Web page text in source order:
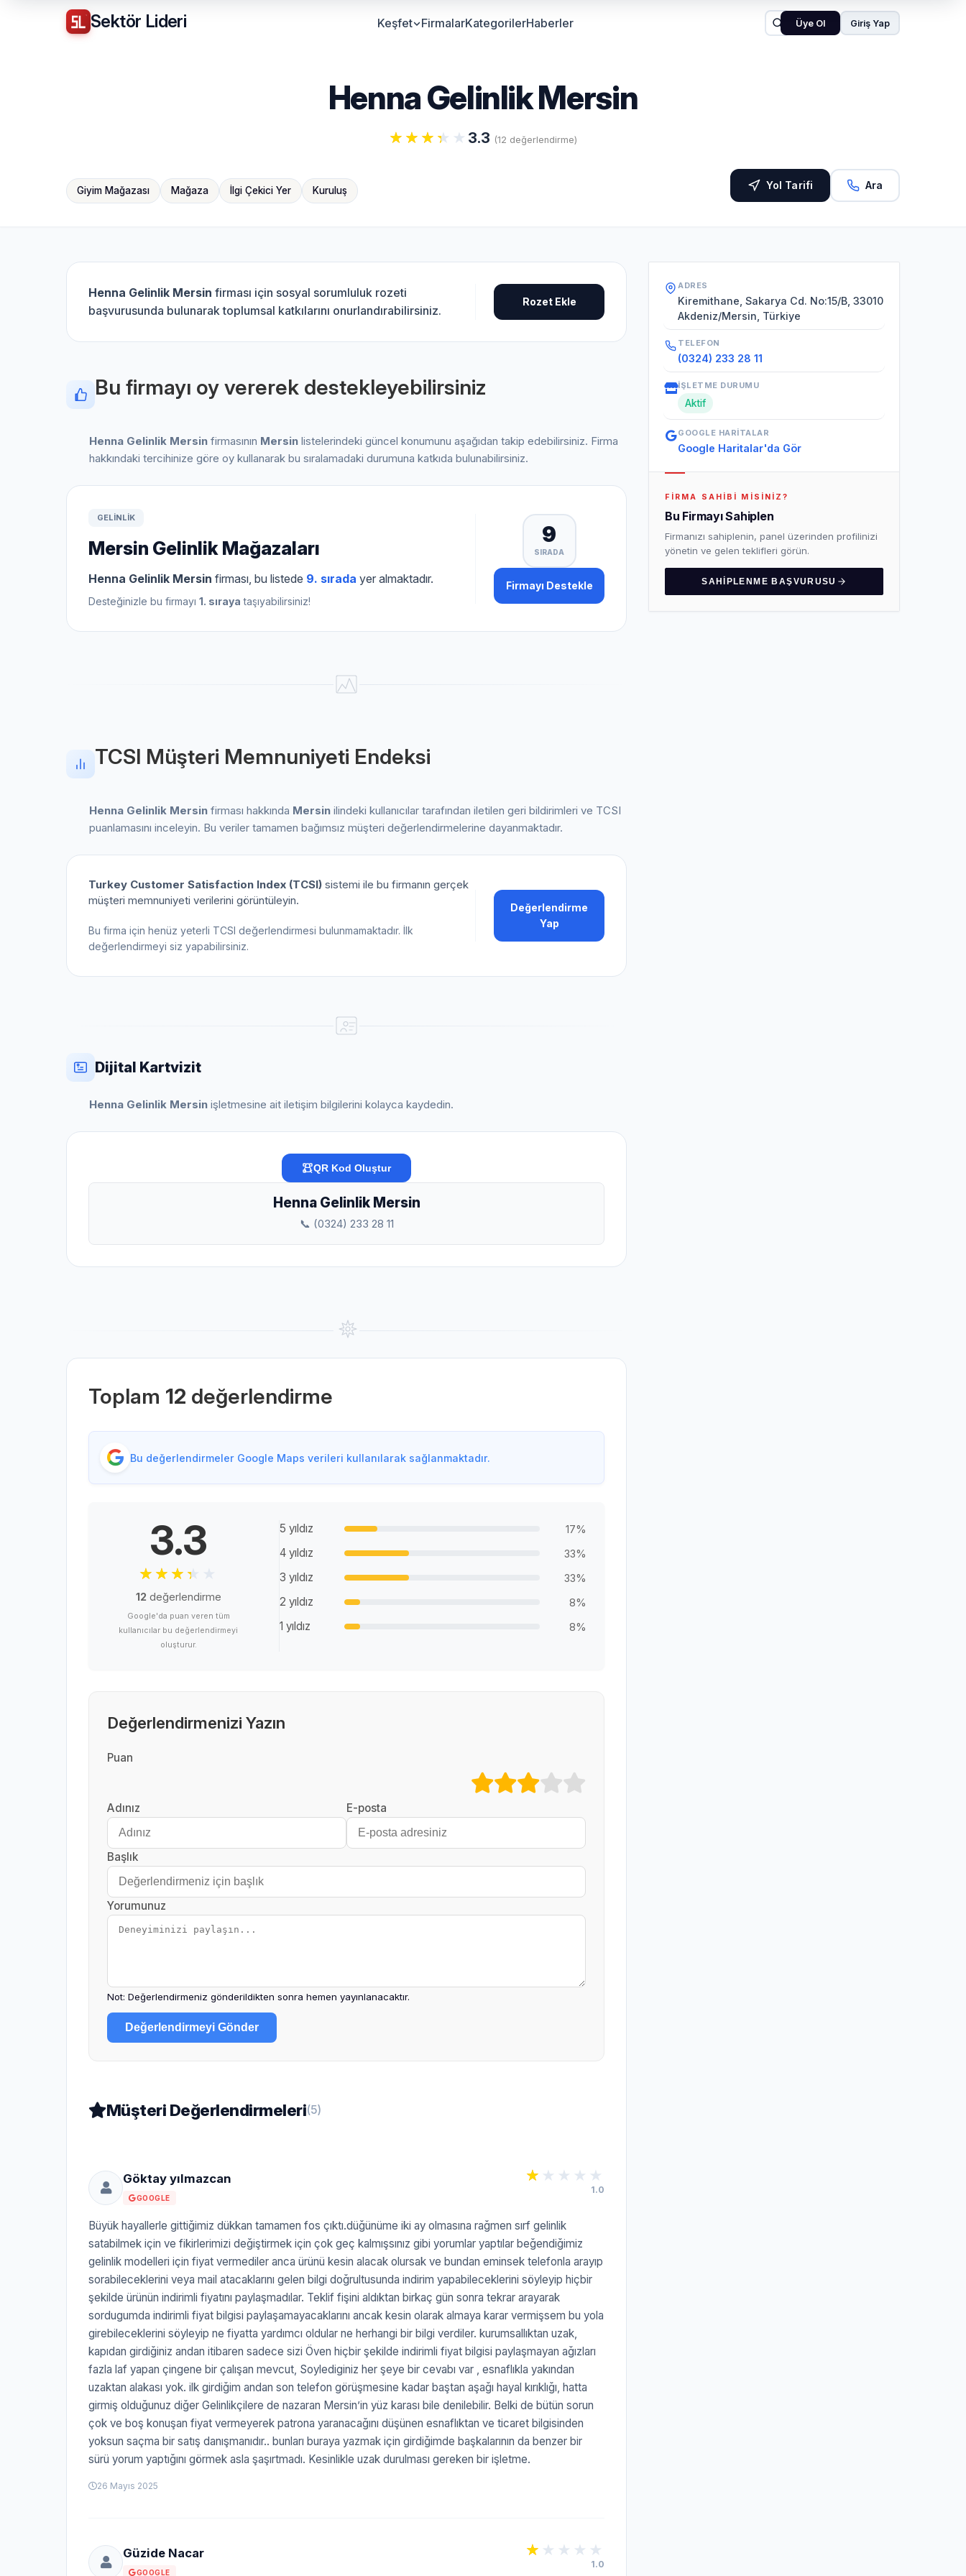
Sektör Lideri Keşfet FirmalarKategorilerHaberler Üye Ol Giriş Yap
Henna Gelinlik Mersin
3.3 (12 değerlendirme)
Giyim Mağazası Mağaza İlgi Çekici Yer Kuruluş Yol Tarifi Ara
Henna Gelinlik Mersin firması için sosyal sorumluluk rozeti
başvurusunda bulunarak toplumsal katkılarını onurlandırabilirsiniz.
Rozet Ekle
Bu firmayı oy vererek destekleyebilirsiniz
Henna Gelinlik Mersin firmasının Mersin listelerindeki güncel konumunu aşağıdan takip edebilirsiniz. Firma
hakkındaki tercihinize göre oy kullanarak bu sıralamadaki durumuna katkıda bulunabilirsiniz.
GELINLIK
Mersin Gelinlik Mağazaları
Henna Gelinlik Mersin firması, bu listede 9. sırada yer almaktadır.
Desteğinizle bu firmayı 1. sıraya taşıyabilirsiniz!
9
SIRADA
Firmayı Destekle
TCSI Müşteri Memnuniyeti Endeksi
Henna Gelinlik Mersin firması hakkında Mersin ilindeki kullanıcılar tarafından iletilen geri bildirimleri ve TCSI
puanlamasını inceleyin. Bu veriler tamamen bağımsız müşteri değerlendirmelerine dayanmaktadır.
Turkey Customer Satisfaction Index (TCSI) sistemi ile bu firmanın gerçek
müşteri memnuniyeti verilerini görüntüleyin.
Bu firma için henüz yeterli TCSI değerlendirmesi bulunmamaktadır. İlk
değerlendirmeyi siz yapabilirsiniz.
Değerlendirme
Yap
Dijital Kartvizit
Henna Gelinlik Mersin işletmesine ait iletişim bilgilerini kolayca kaydedin.
QR Kod Oluştur
Henna Gelinlik Mersin
📞 (0324) 233 28 11
Toplam 12 değerlendirme
Bu değerlendirmeler Google Maps verileri kullanılarak sağlanmaktadır.
3.3
12 değerlendirme
Google'da puan veren tüm
kullanıcılar bu değerlendirmeyi
oluşturur.
5 yıldız 17%
4 yıldız 33%
3 yıldız 33%
2 yıldız 8%
1 yıldız 8%
Değerlendirmenizi Yazın
Puan
Adınız E-posta
Başlık
Yorumunuz
Not: Değerlendirmeniz gönderildikten sonra hemen yayınlanacaktır.
Değerlendirmeyi Gönder
Müşteri Değerlendirmeleri(5)
Göktay yılmazcan
GOOGLE
1.0
Büyük hayallerle gittiğimiz dükkan tamamen fos çıktı.düğünüme iki ay olmasına rağmen sırf gelinlik
satabilmek için ve fikirlerimizi değiştirmek için çok geç kalmışsınız gibi yorumlar yaptılar beğendiğimiz
gelinlik modelleri için fiyat vermediler anca ürünü kesin alacak olursak ve bundan eminsek telefonla arayıp
sorabileceklerini veya mail atacaklarını gelen bilgi doğrultusunda indirim yapabileceklerini söyleyip hiçbir
şekilde ürünün indirimli fiyatını paylaşmadılar. Teklif fişini aldıktan birkaç gün sonra tekrar arayarak
sordugumda indirimli fiyat bilgisi paylaşamayacaklarını ancak kesin olarak almaya karar vermişsem bu yola
girebileceklerini söyleyip ne fiyatta yardımcı oldular ne herhangi bir bilgi verdiler. kurumsallıktan uzak,
kapıdan girdiğiniz andan itibaren sadece sizi Öven hiçbir şekilde indirimli fiyat bilgisi paylaşmayan ağızları
fazla laf yapan çingene bir çalışan mevcut, Soylediginiz her şeye bir cevabı var , esnaflıkla yakından
uzaktan alakası yok. ilk girdiğim andan son telefon görüşmesine kadar baştan aşağı hayal kırıklığı, hatta
girmiş olduğunuz diğer Gelinlikçilere de nazaran Mersin’in yüz karası bile denilebilir. Belki de bütün sorun
çok ve boş konuşan fiyat vermeyerek patrona yaranacağını düşünen esnaflıktan ve ticaret bilgisinden
yoksun saçma bir satış danışmanıdır.. bunları buraya yazmak için girdiğimde başkalarının da benzer bir
sürü yorum yaptığını görmek asla şaşırtmadı. Kesinlikle uzak durulması gereken bir işletme.
26 Mayıs 2025
Güzide Nacar
GOOGLE
1.0
ADRES
Kiremithane, Sakarya Cd. No:15/B, 33010
Akdeniz/Mersin, Türkiye
TELEFON
(0324) 233 28 11
İŞLETME DURUMU
Aktif
GOOGLE HARITALAR
Google Haritalar'da Gör
FIRMA SAHIBI MISINIZ?
Bu Firmayı Sahiplen
Firmanızı sahiplenin, panel üzerinden profilinizi
yönetin ve gelen teklifleri görün.
SAHIPLENME BAŞVURUSU